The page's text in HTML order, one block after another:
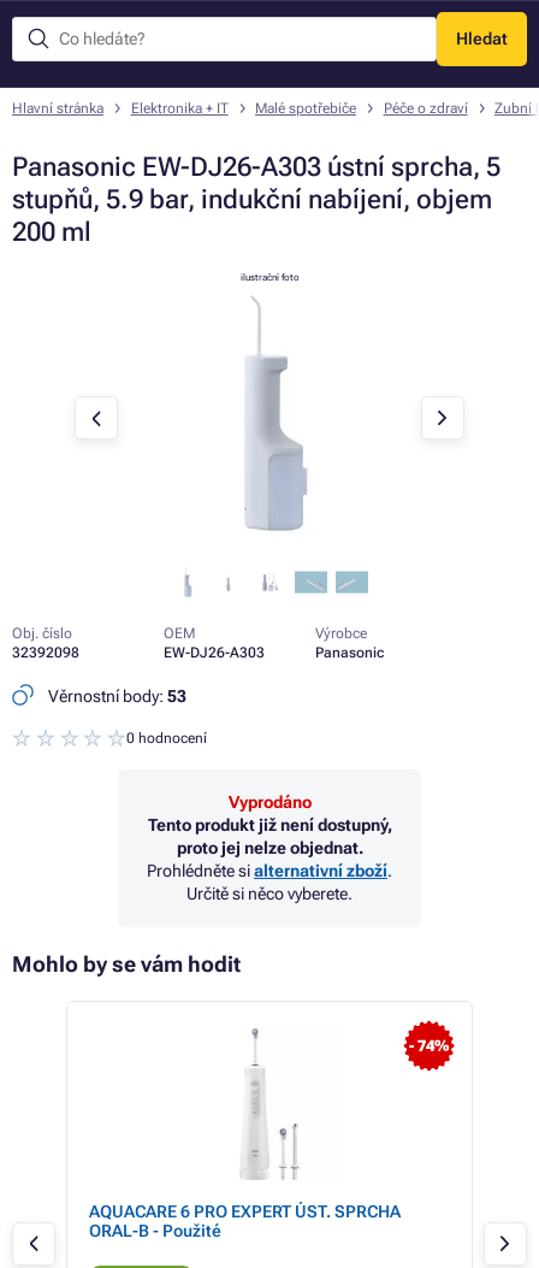
Hledat
Menu
Hlavní stránka Elektronika + IT Malé spotřebiče Péče o zdraví Zubní
Panasonic EW-DJ26-A303 ústní sprcha, 5
stupňů, 5.9 bar, indukční nabíjení, objem
200 ml
ilustrační foto
Obj. číslo
32392098
OEM
EW-DJ26-A303
Výrobce
Panasonic
Věrnostní body: 53
0 hodnocení
Vyprodáno
Tento produkt již není dostupný,
proto jej nelze objednat.
Prohlédněte sialternativní zboží.
Určitě si něco vyberete.
Mohlo by se vám hodit
- 74%
AQUACARE 6 PRO EXPERT ÚST. SPRCHA
ORAL-B - Použité